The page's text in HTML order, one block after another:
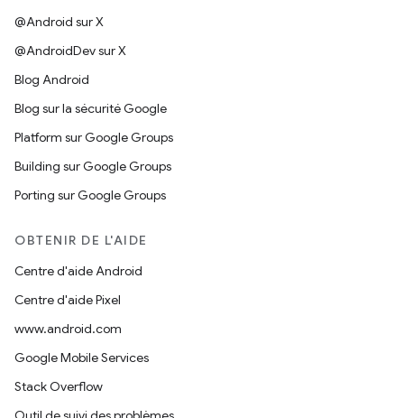
@Android sur X
@AndroidDev sur X
Blog Android
Blog sur la sécurité Google
Platform sur Google Groups
Building sur Google Groups
Porting sur Google Groups
OBTENIR DE L'AIDE
Centre d'aide Android
Centre d'aide Pixel
www.android.com
Google Mobile Services
Stack Overflow